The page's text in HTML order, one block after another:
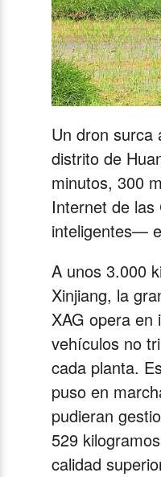
Un dron surca
distrito de
minutos, 300
Internet de
inteligentes—
A unos 3.000
Xinjiang, la
XAG opera en
vehículos no
cada planta.
puso en
pudieran
529
calidad